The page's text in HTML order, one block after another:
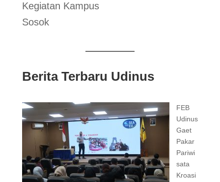
Kegiatan Kampus
Sosok
Berita Terbaru Udinus
FEB
Udinus
Gaet
Pakar
Pariwi
sata
Kroasi